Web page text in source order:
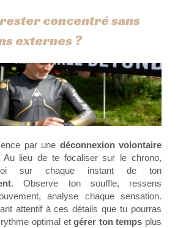
concentré sans
externes ?
par une déconnexion volontaire
Au lieu de te focaliser sur le chrono,
toi sur chaque instant de ton
. Observe ton souffle, ressens
analyse chaque sensation.
attentif à ces détails que tu pourras
optimal etgérer ton temps plus